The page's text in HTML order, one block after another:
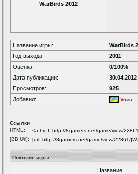
WarBirds 2012
Название игры:
WarBirds
Год выхода:
2011
Оценка:
0/100%
Дата публикации:
30.04.2012
Просмотров:
925
Добавил:
Vova
Ссылки
HTML:
[BB Url]:
Похожие игры
Название